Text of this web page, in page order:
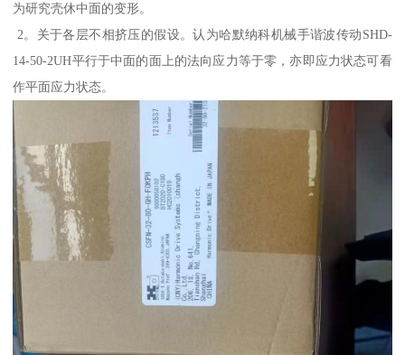
为研究壳休中面的变形。
2。关于各层不相挤压的假设。认为哈默纳科机械手谐波传动SHD-
14-50-2UH平行于中面的面上的法向应力等于零，亦即应力状态可看
作平面应力状态。